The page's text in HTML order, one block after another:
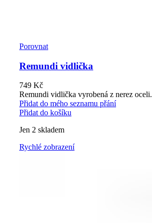
Porovnat
Remundi vidlička
749 Kč
Remundi vidlička vyrobená z nerez oceli.
Přidat do mého seznamu přání
Přidat do košíku
Jen 2 skladem
Rychlé zobrazení